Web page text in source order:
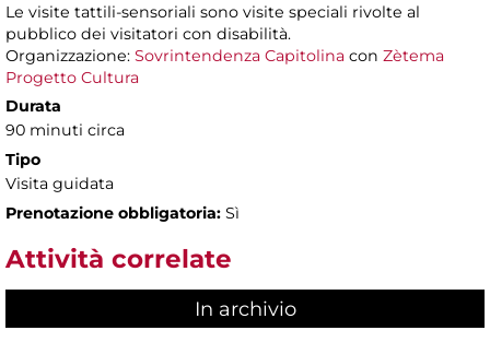
Le visite tattili-sensoriali sono visite speciali rivolte al
pubblico dei visitatori con disabilità.
Organizzazione: Sovrintendenza Capitolina con Zètema
Progetto Cultura
Durata
90 minuti circa
Tipo
Visita guidata
Prenotazione obbligatoria: Sì
Attività correlate
In archivio